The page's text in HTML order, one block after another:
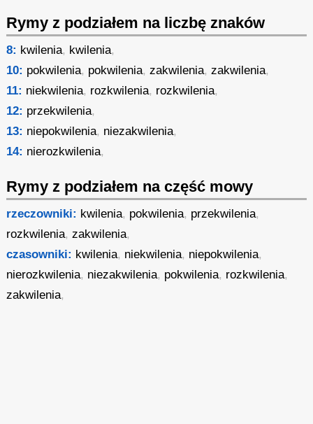
Rymy z podziałem na liczbę znaków
8: kwilenia, kwilenia,
10: pokwilenia, pokwilenia,zakwilenia,zakwilenia,
11: niekwilenia, rozkwilenia, rozkwilenia,
12: przekwilenia,
13: niepokwilenia, niezakwilenia,
14: nierozkwilenia,
Rymy z podziałem na część mowy
rzeczowniki: kwilenia, pokwilenia, przekwilenia,
rozkwilenia,zakwilenia,
czasowniki: kwilenia, niekwilenia, niepokwilenia,
nierozkwilenia, niezakwilenia, pokwilenia, rozkwilenia,
zakwilenia,